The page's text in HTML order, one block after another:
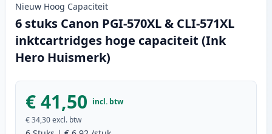
Nieuw Hoog Capaciteit
6 stuks Canon PGI-570XL & CLI-571XL
inktcartridges hoge capaciteit (Ink
Hero Huismerk)
€ 41,50 incl. btw
€ 34,30excl. btw